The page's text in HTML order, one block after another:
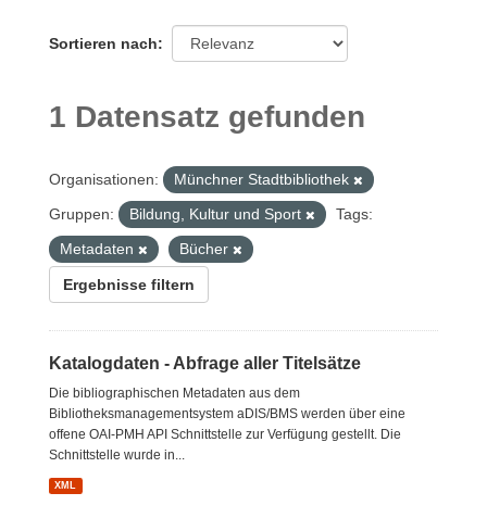
Sortieren nach
1 Datensatz gefunden
Organisationen:
Münchner Stadtbibliothek
Gruppen:
Bildung, Kultur und Sport
Tags:
Metadaten
Bücher
Ergebnisse filtern
Katalogdaten - Abfrage aller Titelsätze
Die bibliographischen Metadaten aus dem
Bibliotheksmanagementsystem aDIS/BMS werden über eine
offene OAI-PMH API Schnittstelle zur Verfügung gestellt. Die
Schnittstelle wurde in...
XML